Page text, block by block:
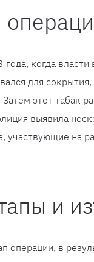
года, когда
для
этот табак
выявила
на
и
операции, в